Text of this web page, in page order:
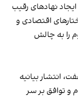
نهادهای رقیب
اقتصادی و
را به چالش
انتشار بیانیه
و توافق بر سر